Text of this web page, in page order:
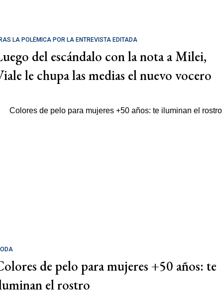
LA POLÉMICA POR LA ENTREVISTA EDITADA
del escándalo con la nota a Milei,
le chupa las medias el nuevo vocero
de pelo para mujeres +50 años: te
el rostro